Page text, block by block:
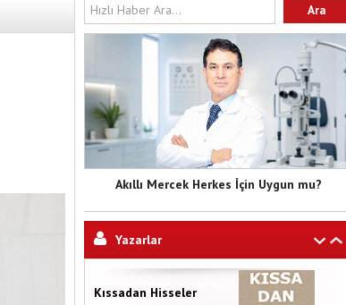
Akıllı Mercek Herkes İçin Uygun mu?
Yazarlar
Kıssadan Hisseler